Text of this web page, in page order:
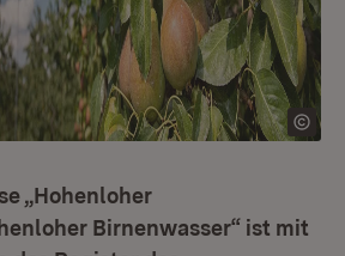
„Hohenloher
Birnenwasser“ ist mit